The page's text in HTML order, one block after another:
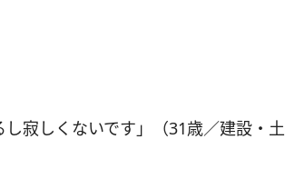
寂しくないです」（31歳／建設・土